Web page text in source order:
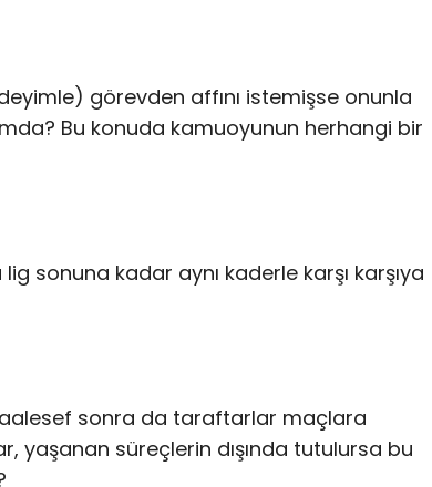
görevden affını istemişse onunla
Bu konuda kamuoyunun herhangi bir
sonuna kadar aynı kaderle karşı karşıya
sonra da taraftarlar maçlara
yaşanan süreçlerin dışında tutulursa bu